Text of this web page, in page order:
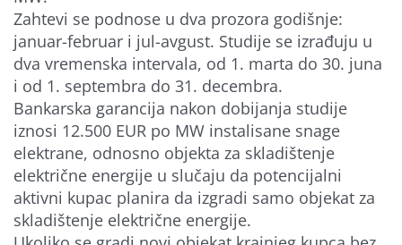
Zahtevi se podnose u dva prozora godišnje:
januar-februar i jul-avgust. Studije se izrađuju u
dva vremenska intervala, od 1. marta do 30. juna
i od 1. septembra do 31. decembra.
Bankarska garancija nakon dobijanja studije
iznosi 12.500 EUR po MW instalisane snage
elektrane, odnosno objekta za skladištenje
električne energije u slučaju da potencijalni
aktivni kupac planira da izgradi samo objekat za
skladištenje električne energije.